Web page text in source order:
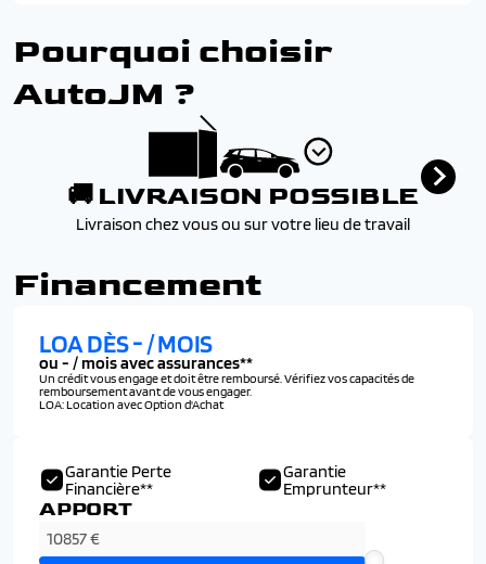
console centrale, 2 prises usb type a pour les passagers
Radio numerique terrestre (dab)
Pourquoi choisir
AutoJM ?
🚚 LIVRAISON POSSIBLE
Livraison chez vous ou sur votre lieu de travail
Financement
Garantie Perte
Financière**
Garantie
Emprunteur**
APPORT
LOA DÈS-/ MOIS
ou - / mois avec assurances**
Un crédit vous engage et doit être remboursé. Vérifiez vos capacités de
remboursement avant de vous engager.
LOA: Location avec Option d'Achat